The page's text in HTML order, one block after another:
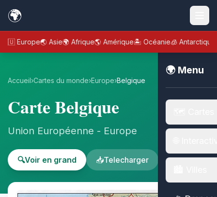
🌍
🇪🇺 Europe🌏 Asie🌍 Afrique🌎 Amérique🏝️ Océanie🧊 Antarctique
🌍 Menu
Accueil›Cartes du monde›Europe›Belgique
Carte Belgique
Union Européenne - Europe
🔍Voir en grand 📥Telecharger